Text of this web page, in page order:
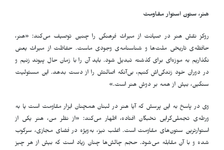
هنر، ستون استوار مقاومت
روکز نقش هنر در صیانت از میراث فرهنگی را چنین توصیف می‌کند: «هنر،
حافظه‌ی تاریخی ملت‌ها و شناسنامه‌ی وجودی ماست. حفاظت از میراث یعنی
نگذاریم به موزه‌ای برای گذشته تبدیل شود. باید آن را با زمان حال پیوند زنیم و
در دوران خود زندگی‌اش کنیم، بی‌آنکه اصالتش را از دست بدهد. این مسئولیت
سنگین، بیش از همه بر دوش هنر است.»
وی در پاسخ به این پرسش که آیا هنر در لبنان همچنان ابزار مقاومت است یا به
ورطه‌ی تجملی‌گرایی نخبگان افتاده، اظهار می‌کند: «از نظر من، هنر یکی از
استوارترین ستون‌های مقاومت است. اغلب نیز، به‌ویژه در فضای مجازی، سرکوب
شده و با آن مقابله می‌شود. حجم چالش‌ها چنان زیاد است که بیش از هر چیز